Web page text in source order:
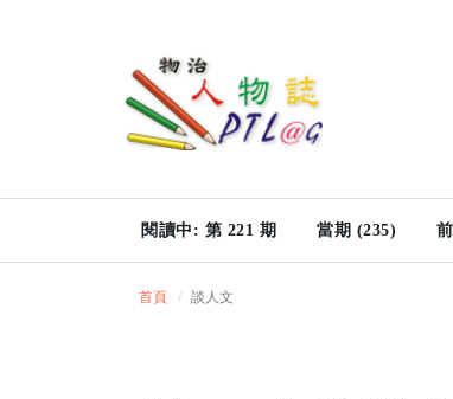
閱讀中: 第 221 期 當期 (235)
首頁 談人文